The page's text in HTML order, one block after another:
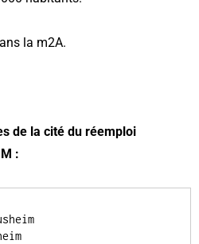
la m2A.
de la cité du réemploi
: